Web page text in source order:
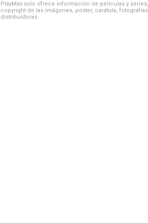
PlayMax solo ofrece información de películas y
copyright de las imágenes, póster, carátula,
distribuidoras.